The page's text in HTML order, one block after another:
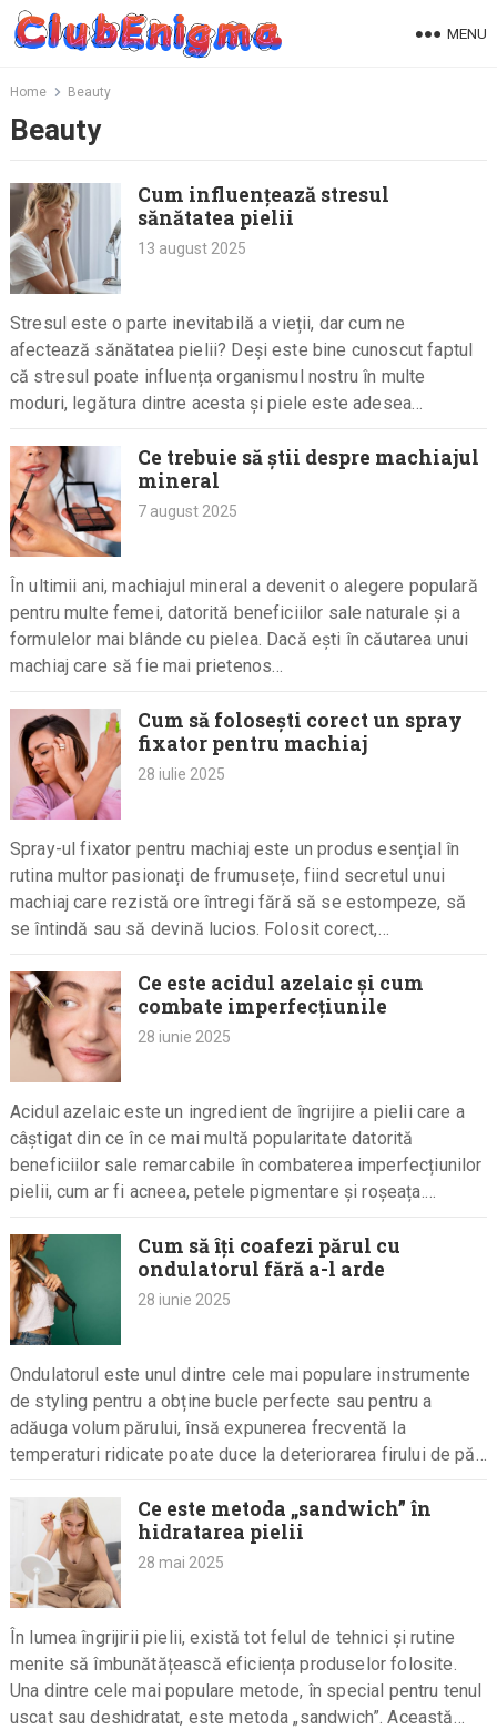
Skip
MENU
Home Beauty
Beauty
Cum influențează stresul
sănătatea pielii
13 august 2025
Stresul este o parte inevitabilă a vieții, dar cum ne
afectează sănătatea pielii? Deși este bine cunoscut faptul
că stresul poate influența organismul nostru în multe
moduri, legătura dintre acesta și piele este adesea
Ce trebuie să știi despre machiajul
mineral
7 august 2025
În ultimii ani, machiajul mineral a devenit o alegere populară
pentru multe femei, datorită beneficiilor sale naturale și a
formulelor mai blânde cu pielea. Dacă ești în căutarea unui
machiaj care să fie mai prietenos…
Cum să folosești corect un spray
fixator pentru machiaj
28 iulie 2025
Spray-ul fixator pentru machiaj este un produs esențial în
rutina multor pasionați de frumusețe, fiind secretul unui
machiaj care rezistă ore întregi fără să se estompeze, să
se întindă sau să devină lucios. Folosit corect,…
Ce este acidul azelaic și cum
combate imperfecțiunile
28 iunie 2025
Acidul azelaic este un ingredient de îngrijire a pielii care a
câștigat din ce în ce mai multă popularitate datorită
beneficiilor sale remarcabile în combaterea imperfecțiunilor
pielii, cum ar fi acneea, petele pigmentare și roșeața.…
Cum să îți coafezi părul cu
ondulatorul fără a-l arde
28 iunie 2025
Ondulatorul este unul dintre cele mai populare instrumente
de styling pentru a obține bucle perfecte sau pentru a
adăuga volum părului, însă expunerea frecventă la
temperaturi ridicate poate duce la deteriorarea firului de păr,
Ce este metoda „sandwich” în
hidratarea pielii
28 mai 2025
În lumea îngrijirii pielii, există tot felul de tehnici și rutine
menite să îmbunătățească eficiența produselor folosite.
Una dintre cele mai populare metode, în special pentru tenul
uscat sau deshidratat, este metoda „sandwich”. Această